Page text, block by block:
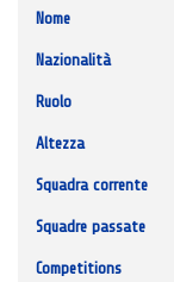
Nome
Nazionalità
Ruolo
Altezza
Squadra corrente
Squadre passate
Competitions